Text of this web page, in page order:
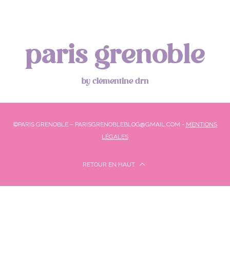
paris grenoble
by clémentine drn
©PARIS GRENOBLE – PARISGRENOBLEBLOG@GMAIL.COM - MENTIONS
LÉGALES
RETOUR EN HAUT